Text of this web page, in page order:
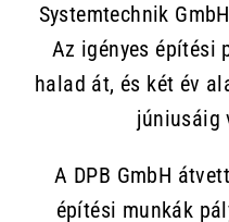
Systemtechnik
Az igényes építési
halad át, és két év
júniusáig
A DPB GmbH
építési munkák